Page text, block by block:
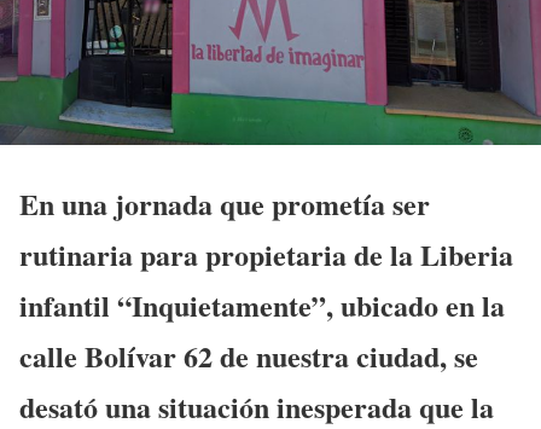
En una jornada que prometía ser
rutinaria para propietaria de la Liberia
infantil “Inquietamente”, ubicado en la
calle Bolívar 62 de nuestra ciudad, se
desató una situación inesperada que la